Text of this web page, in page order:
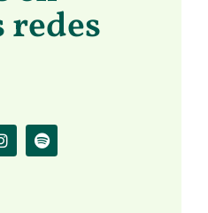
redes